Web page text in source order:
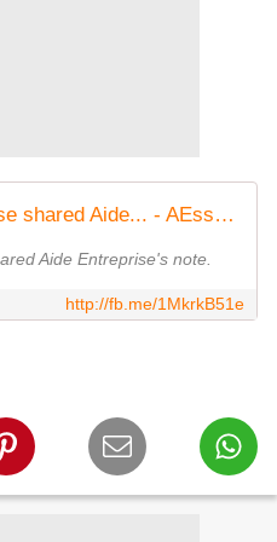
AEssociation Aidentreprise shared Aide... - AEssociation Aidentreprise | Facebook
Aide Entreprise's note.
http://fb.me/1MkrkB51e